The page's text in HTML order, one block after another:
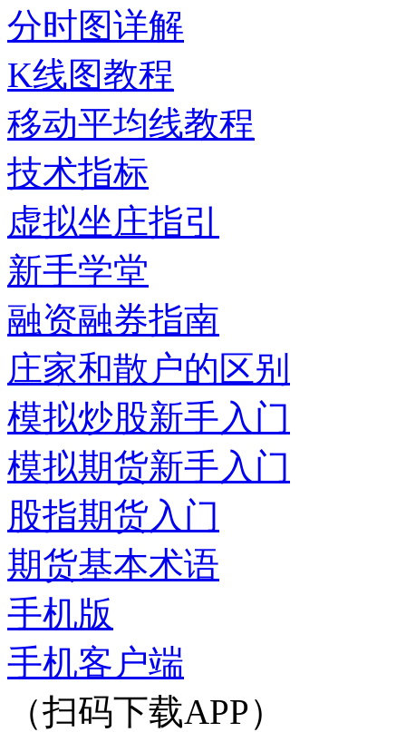
分时图详解
K线图教程
移动平均线教程
技术指标
虚拟坐庄指引
新手学堂
融资融券指南
庄家和散户的区别
模拟炒股新手入门
模拟期货新手入门
股指期货入门
期货基本术语
手机版
手机客户端
（扫码下载APP）